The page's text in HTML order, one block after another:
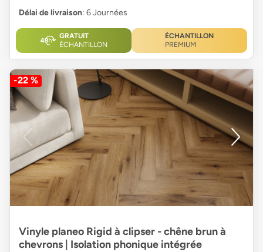
Délai de livraison: 6 Journées
GRATUIT
ÉCHANTILLON
ÉCHANTILLON
PREMIUM
-22 %
Vinyle planeo Rigid à clipser - chêne brun à
chevrons | Isolation phonique intégrée